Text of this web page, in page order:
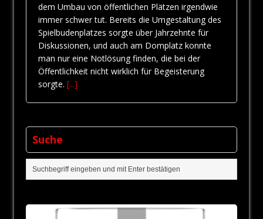
dem Umbau von öffentlichen Plätzen irgendwie
immer schwer tut. Bereits die Umgestaltung des
Spielbudenplatzes sorgte über Jahrzehnte für
Diskussionen, und auch am Domplatz konnte
man nur eine Notlösung finden, die bei der
Öffentlichkeit nicht wirklich für Begeisterung
sorgte. [...]
Suche